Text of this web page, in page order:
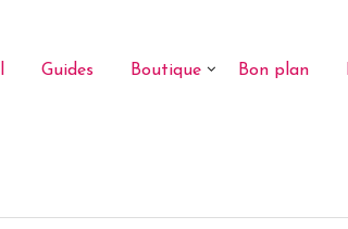
Guides Boutique Bon plan